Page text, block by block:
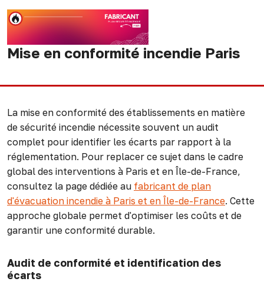
Mise en conformité incendie Paris
La mise en conformité des établissements en matière
de sécurité incendie nécessite souvent un audit
complet pour identifier les écarts par rapport à la
réglementation. Pour replacer ce sujet dans le cadre
global des interventions à Paris et en Île-de-France,
consultez la page dédiée au fabricant de plan
d'évacuation incendie à Paris et en Île-de-France. Cette
approche globale permet d'optimiser les coûts et de
garantir une conformité durable.
Audit de conformité et identification des
écarts